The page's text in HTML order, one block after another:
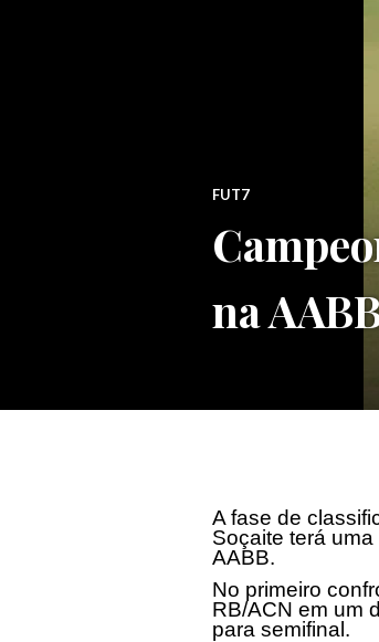
FUT7
na
A fase de
Soçaite terá
AABB.
No primeiro
RB/ACN em um
para semifinal.